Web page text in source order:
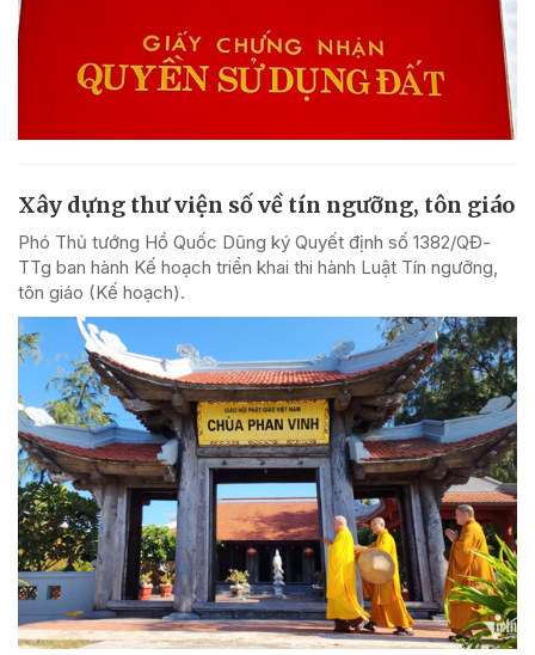
Xây dựng thư viện số về tín ngưỡng, tôn giáo
Phó Thủ tướng Hồ Quốc Dũng ký Quyết định số 1382/QĐ-
TTg ban hành Kế hoạch triển khai thi hành Luật Tín ngưỡng,
tôn giáo (Kế hoạch).